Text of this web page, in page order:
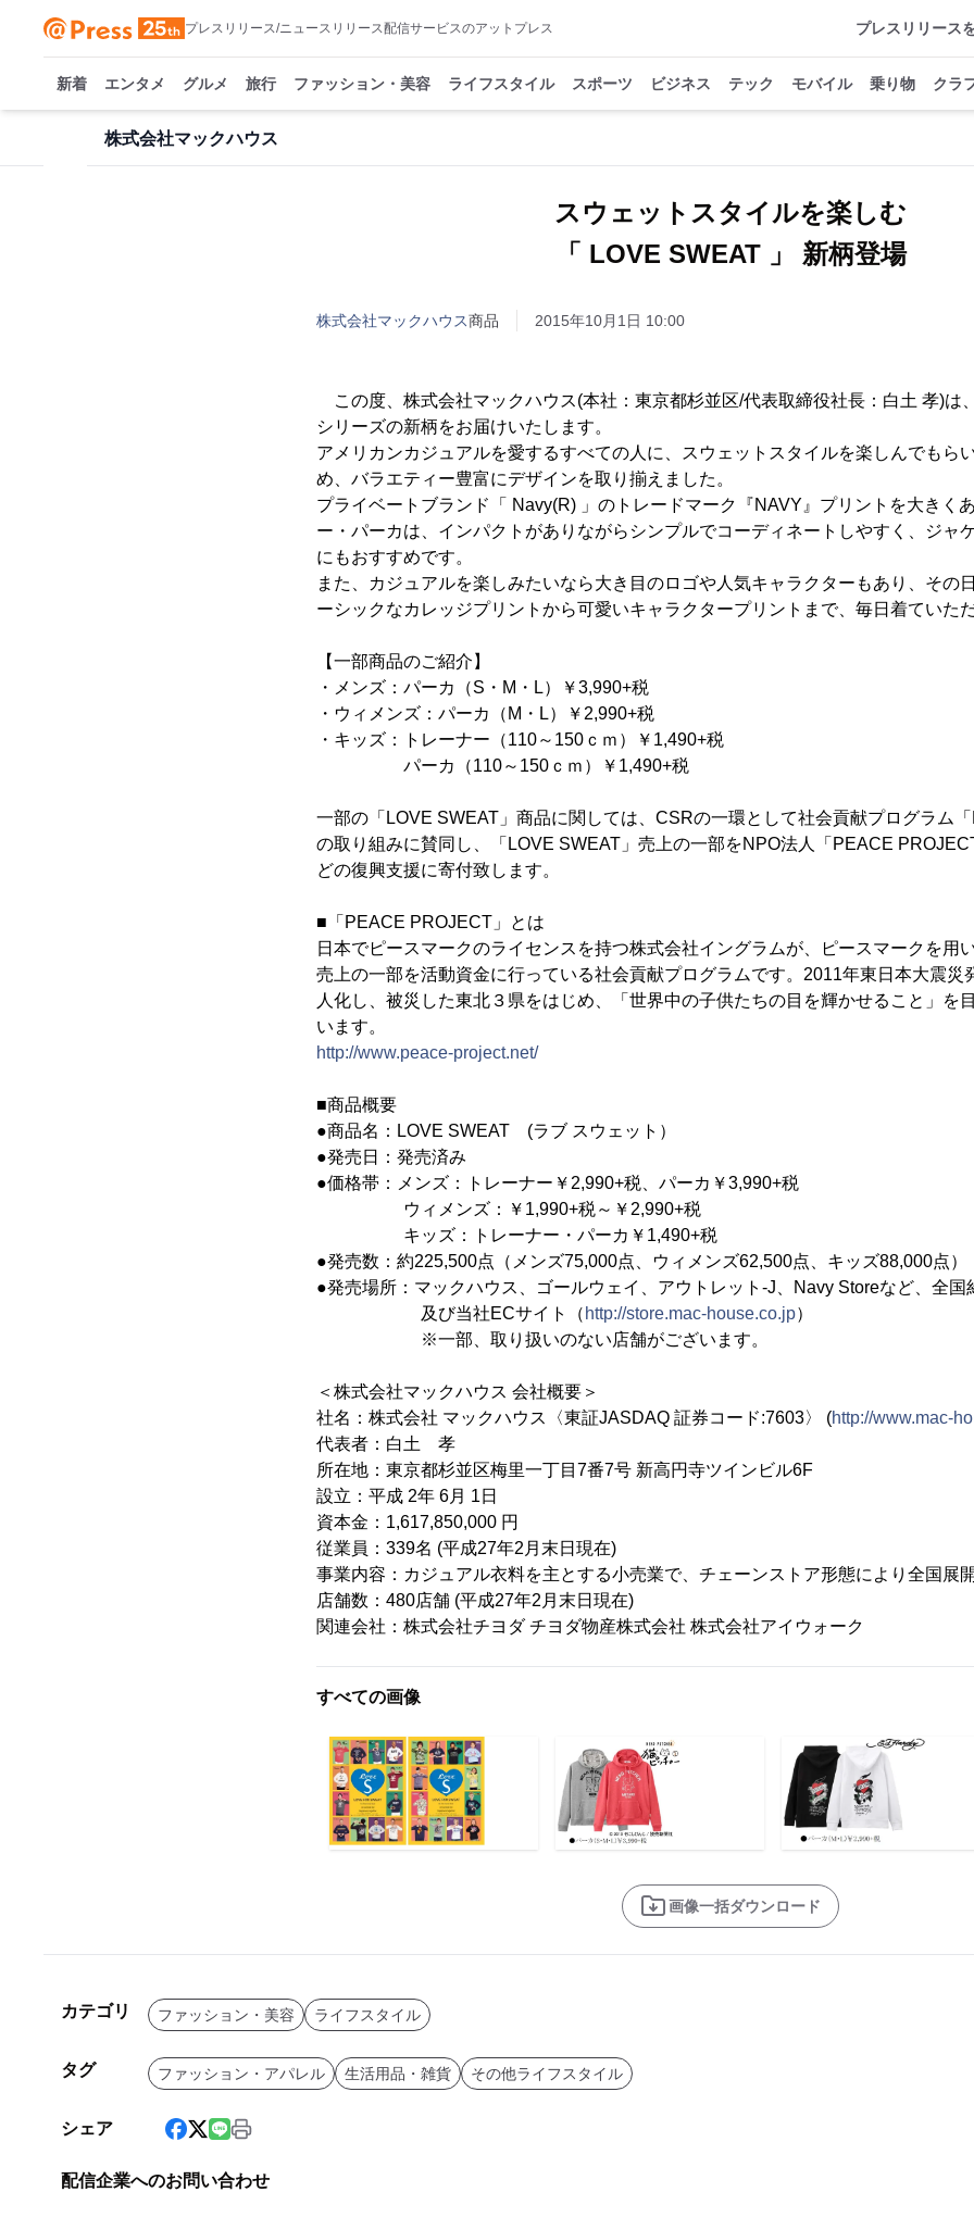
プレスリリース/ニュースリリース配信サービスのアットプレス プレスリリース
新着 エンタメ グルメ 旅行 ファッション・美容 ライフスタイル スポーツ ビジネス テック モバイル 乗り物 クラ
株式会社マックハウス
スウェットスタイルを楽しむ
「 LOVE SWEAT 」 新柄登場
株式会社マックハウス商品 2015年10月1日 10:00
この度、株式会社マックハウス(本社：東京都杉並区/代表取締役社長：白土 孝)は
シリーズの新柄をお届けいたします。
アメリカンカジュアルを愛するすべての人に、スウェットスタイルを楽しんでもら
め、バラエティー豊富にデザインを取り揃えました。
プライベートブランド「 Navy(R) 」のトレードマーク『NAVY』プリントを大きく
ー・パーカは、インパクトがありながらシンプルでコーディネートしやすく、ジャ
にもおすすめです。
また、カジュアルを楽しみたいなら大き目のロゴや人気キャラクターもあり、その
ーシックなカレッジプリントから可愛いキャラクタープリントまで、毎日着ていた
【一部商品のご紹介】
・メンズ：パーカ（S・M・L）￥3,990+税
・ウィメンズ：パーカ（M・L）￥2,990+税
・キッズ：トレーナー（110～150ｃｍ）￥1,490+税
パーカ（110～150ｃｍ）￥1,490+税
一部の「LOVE SWEAT」商品に関しては、CSRの一環として社会貢献プログラム
の取り組みに賛同し、「LOVE SWEAT」売上の一部をNPO法人「PEACE
どの復興支援に寄付致します。
■「PEACE PROJECT」とは
日本でピースマークのライセンスを持つ株式会社イングラムが、ピースマークを用
売上の一部を活動資金に行っている社会貢献プログラムです。2011年東日本大震災
人化し、被災した東北３県をはじめ、「世界中の子供たちの目を輝かせること」を
います。
http://www.peace-project.net/
■商品概要
●商品名：LOVE SWEAT (ラブ スウェット）
●発売日：発売済み
●価格帯：メンズ：トレーナー￥2,990+税、パーカ￥3,990+税
ウィメンズ：￥1,990+税～￥2,990+税
キッズ：トレーナー・パーカ￥1,490+税
●発売数：約225,500点（メンズ75,000点、ウィメンズ62,500点、キッズ88,000点）
●発売場所：マックハウス、ゴールウェイ、アウトレット-J、Navy Storeなど、全国
及び当社ECサイト（ http://store.mac-house.co.jp）
※一部、取り扱いのない店舗がございます。
＜株式会社マックハウス 会社概要＞
社名：株式会社 マックハウス〈東証JASDAQ 証券コード:7603〉 (http://www.mac-
代表者：白土 孝
所在地：東京都杉並区梅里一丁目7番7号 新高円寺ツインビル6F
設立：平成 2年 6月 1日
資本金：1,617,850,000 円
従業員：339名 (平成27年2月末日現在)
事業内容：カジュアル衣料を主とする小売業で、チェーンストア形態により全国展
店舗数：480店舗 (平成27年2月末日現在)
関連会社：株式会社チヨダ チヨダ物産株式会社 株式会社アイウォーク
すべての画像
画像一括ダウンロード
カテゴリ ファッション・美容 ライフスタイル
タグ ファッション・アパレル 生活用品・雑貨 その他ライフスタイル
シェア
配信企業へのお問い合わせ